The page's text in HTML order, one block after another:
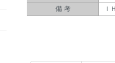
備 考
Ｉ